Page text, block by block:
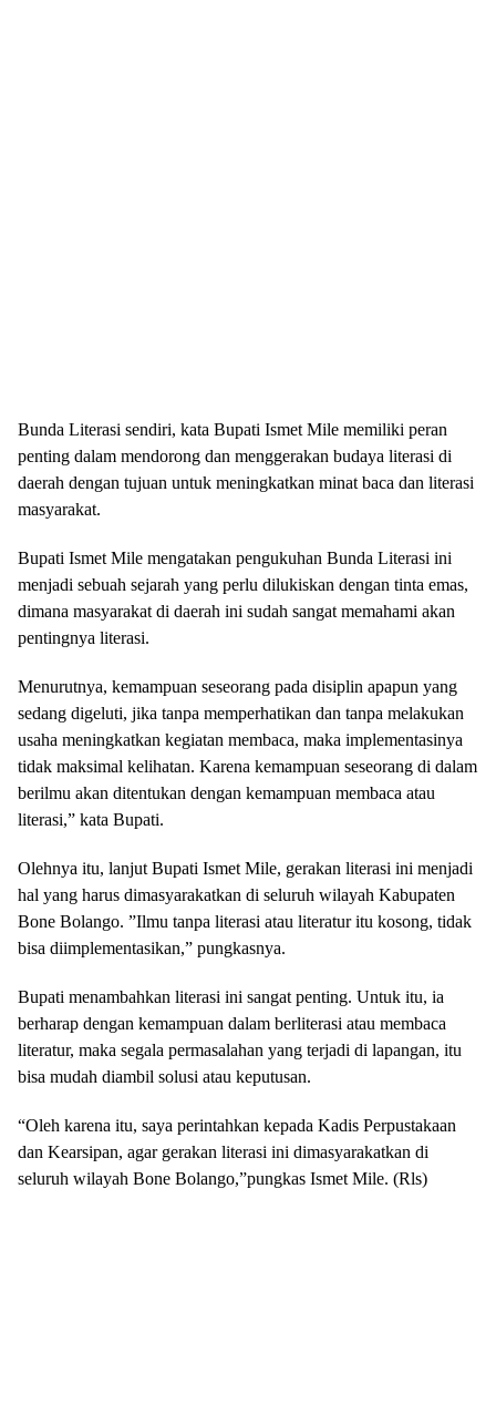
Bunda Literasi sendiri, kata Bupati Ismet Mile memiliki peran
penting dalam mendorong dan menggerakan budaya literasi di
daerah dengan tujuan untuk meningkatkan minat baca dan literasi
masyarakat.
Bupati Ismet Mile mengatakan pengukuhan Bunda Literasi ini
menjadi sebuah sejarah yang perlu dilukiskan dengan tinta emas,
dimana masyarakat di daerah ini sudah sangat memahami akan
pentingnya literasi.
Menurutnya, kemampuan seseorang pada disiplin apapun yang
sedang digeluti, jika tanpa memperhatikan dan tanpa melakukan
usaha meningkatkan kegiatan membaca, maka implementasinya
tidak maksimal kelihatan. Karena kemampuan seseorang di dalam
berilmu akan ditentukan dengan kemampuan membaca atau
literasi,” kata Bupati.
Olehnya itu, lanjut Bupati Ismet Mile, gerakan literasi ini menjadi
hal yang harus dimasyarakatkan di seluruh wilayah Kabupaten
Bone Bolango. ”Ilmu tanpa literasi atau literatur itu kosong, tidak
bisa diimplementasikan,” pungkasnya.
Bupati menambahkan literasi ini sangat penting. Untuk itu, ia
berharap dengan kemampuan dalam berliterasi atau membaca
literatur, maka segala permasalahan yang terjadi di lapangan, itu
bisa mudah diambil solusi atau keputusan.
“Oleh karena itu, saya perintahkan kepada Kadis Perpustakaan
dan Kearsipan, agar gerakan literasi ini dimasyarakatkan di
seluruh wilayah Bone Bolango,”pungkas Ismet Mile. (Rls)